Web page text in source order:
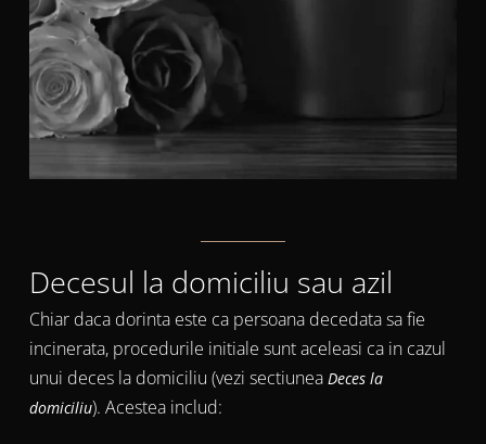
Decesul la domiciliu sau azil
Chiar daca dorinta este ca persoana decedata sa fie
incinerata, procedurile initiale sunt aceleasi ca in cazul
unui deces la domiciliu (vezi sectiunea Deces la
domiciliu). Acestea includ: